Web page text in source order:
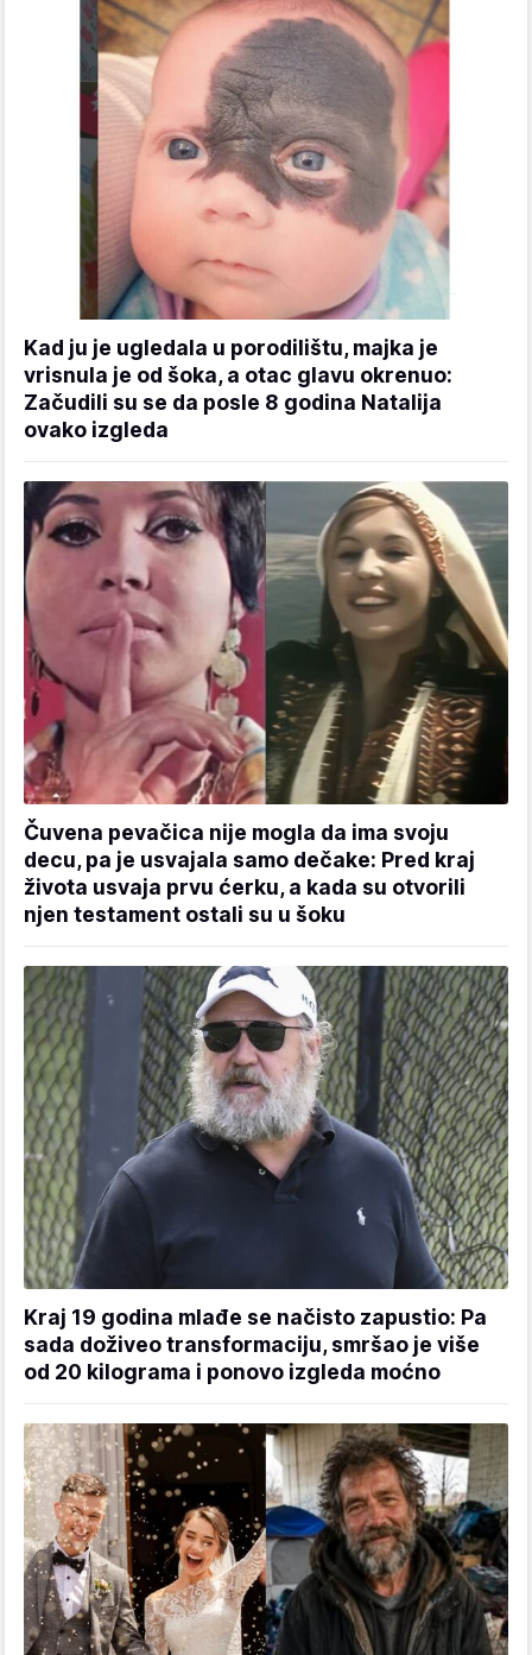
Kad ju je ugledala u porodilištu, majka je
vrisnula je od šoka, a otac glavu okrenuo:
Začudili su se da posle 8 godina Natalija
ovako izgleda
Čuvena pevačica nije mogla da ima svoju
decu, pa je usvajala samo dečake: Pred kraj
života usvaja prvu ćerku, a kada su otvorili
njen testament ostali su u šoku
Kraj 19 godina mlađe se načisto zapustio: Pa
sada doživeo transformaciju, smršao je više
od 20 kilograma i ponovo izgleda moćno